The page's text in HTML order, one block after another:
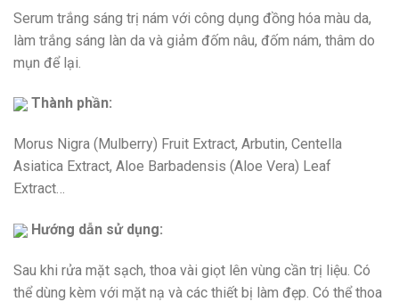
Serum trắng sáng trị nám với công dụng đồng hóa màu da,
làm trắng sáng làn da và giảm đốm nâu, đốm nám, thâm do
mụn để lại.
Thành phần:
Morus Nigra (Mulberry) Fruit Extract, Arbutin, Centella
Asiatica Extract, Aloe Barbadensis (Aloe Vera) Leaf
Extract…
Hướng dẫn sử dụng:
Sau khi rửa mặt sạch, thoa vài giọt lên vùng cần trị liệu. Có
thể dùng kèm với mặt nạ và các thiết bị làm đẹp. Có thể thoa